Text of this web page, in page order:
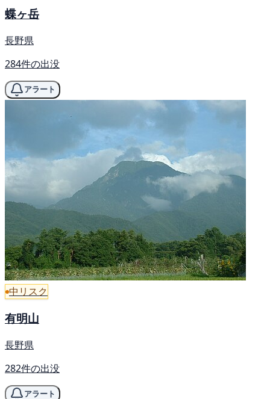
蝶ヶ岳
長野県
284件の出没
アラート
中リスク
有明山
長野県
282件の出没
アラート